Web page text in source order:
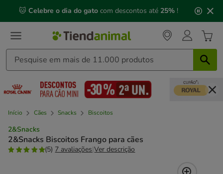
mensagem,
🐱 Celebre o dia do gato com descontos até 25% !
Início Cães Snacks Biscoitos
2&Snacks
2&Snacks Biscoitos Frango para cães
(5) 7 avaliações|Ver descrição